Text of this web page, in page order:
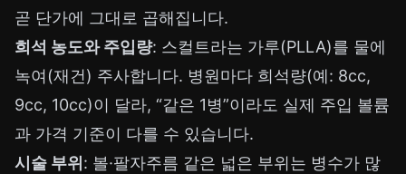
곧 단가에 그대로 곱해집니다.
희석 농도와 주입량: 스컬트라는 가루(PLLA)를 물에
녹여(재건) 주사합니다. 병원마다 희석량(예: 8cc,
9cc, 10cc)이 달라, “같은 1병”이라도 실제 주입 볼륨
과 가격 기준이 다를 수 있습니다.
시술 부위 : 볼·팔자주름 같은 넓은 부위는 병수가 많